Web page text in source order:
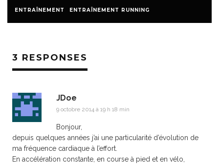
ENTRAÎNEMENT ENTRAÎNEMENT RUNNING
3 RESPONSES
JDoe
9 octobre 2014 à 19 h 18 min
Bonjour,
depuis quelques années j’ai une particularité d’évolution de
ma fréquence cardiaque à l’effort.
En accélération constante, en course à pied et en vélo,